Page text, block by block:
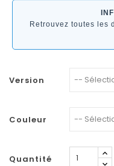
Retrouvez toutes les
Version
Couleur
Quantité